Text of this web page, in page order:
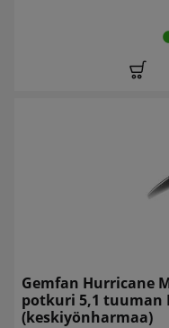
Gemfan Hurricane
potkuri 5,1 tuuman
(keskiyönharmaa)